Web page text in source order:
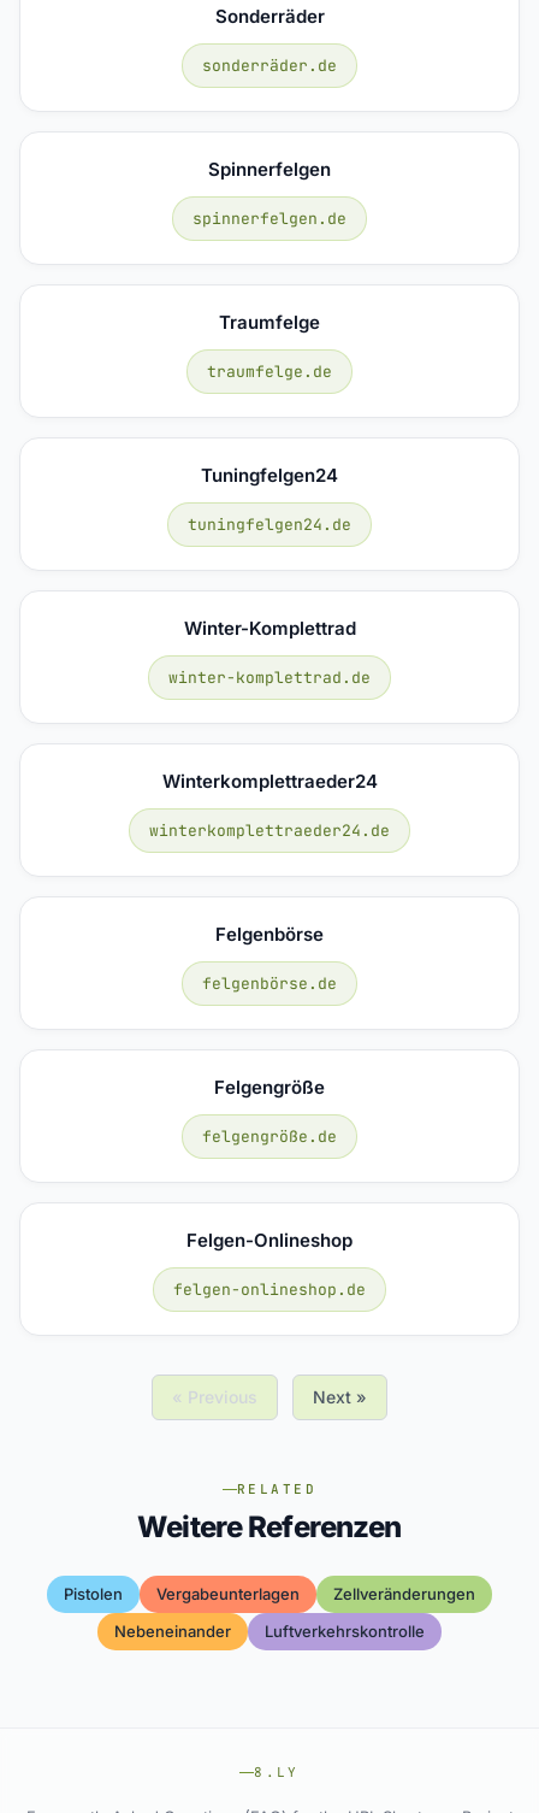
Sonderräder
sonderräder.de
Spinnerfelgen
spinnerfelgen.de
Traumfelge
traumfelge.de
Tuningfelgen24
tuningfelgen24.de
Winter-Komplettrad
winter-komplettrad.de
Winterkomplettraeder24
winterkomplettraeder24.de
Felgenbörse
felgenbörse.de
Felgengröße
felgengröße.de
Felgen-Onlineshop
felgen-onlineshop.de
« Previous Next »
RELATED
Weitere Referenzen
Pistolen Vergabeunterlagen
Zellveränderungen
Nebeneinander
Luftverkehrskontrolle
8.LY